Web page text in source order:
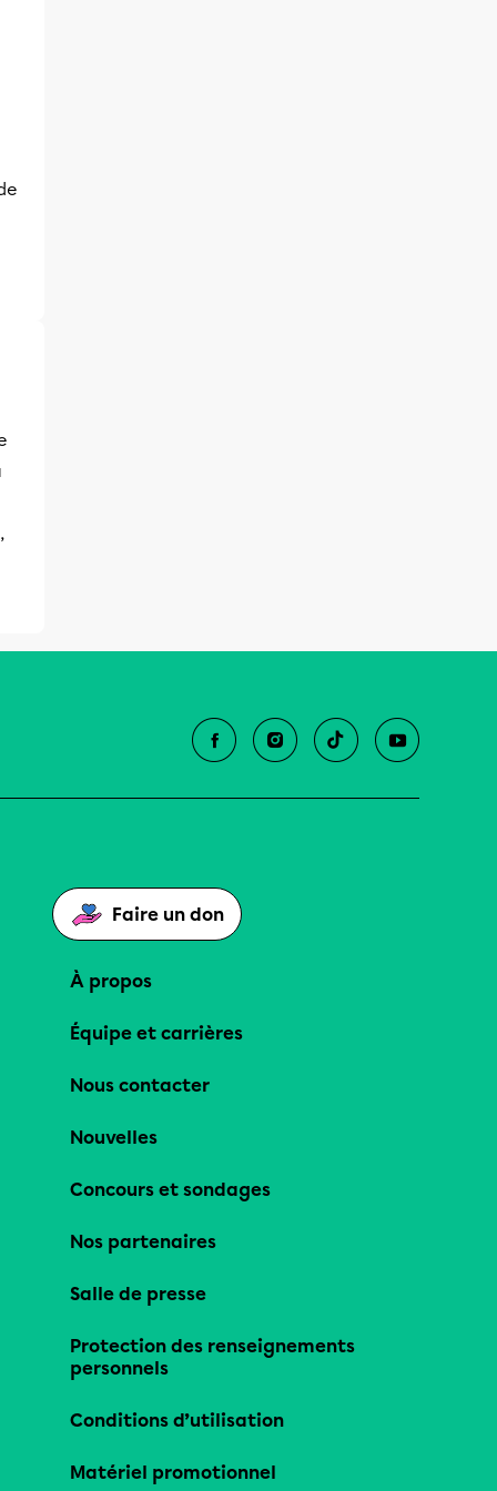
Faire un don
À propos
Équipe et carrières
Nous contacter
Nouvelles
Concours et sondages
Nos partenaires
Salle de presse
Protection des renseignements
personnels
Conditions d’utilisation
Matériel promotionnel